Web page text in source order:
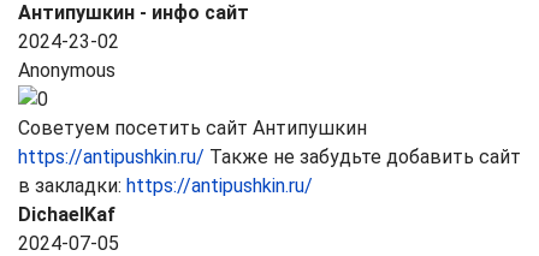
Антипушкин - инфо сайт
2024-23-02
Anonymous
Советуем посетить сайт Антипушкин
https://antipushkin.ru/ Также не забудьте добавить сайт
в закладки: https://antipushkin.ru/
DichaelKaf
2024-07-05